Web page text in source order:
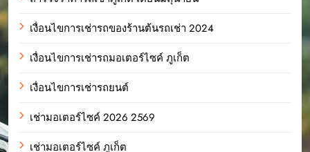
เงื่อนไขการเช่ารถของร้านต้นรถเช่า 2024
เงื่อนไขการเช่ารถมอเตอร์ไซค์ ภูเก็ต
เงื่อนไขการเช่ารถยนต์
เช่ามอเตอร์ไซค์ 2026 2569
เช่ามอเตอร์ไซค์ ภูเก็ต